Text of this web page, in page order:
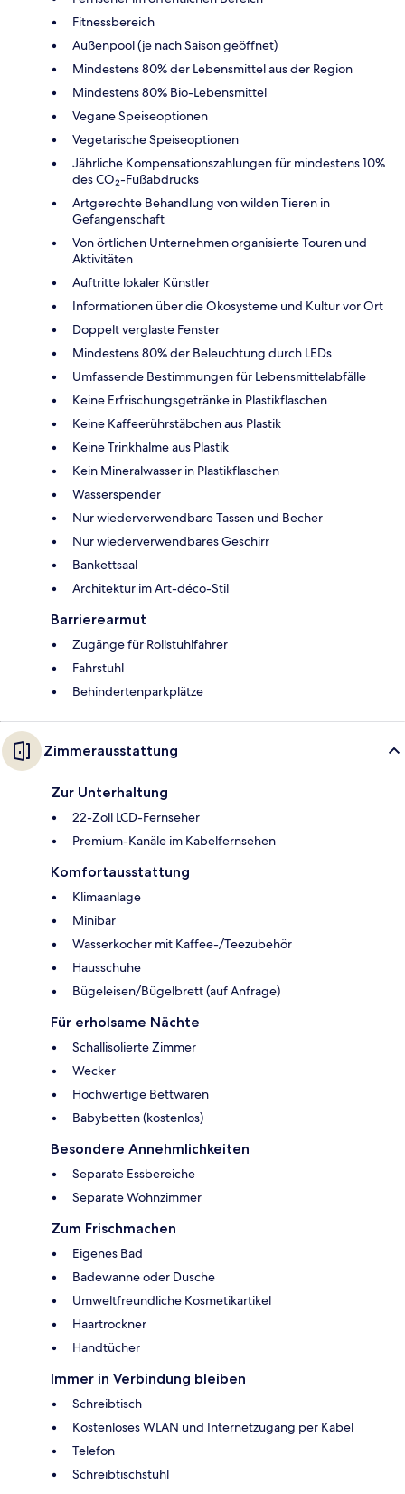
Fitnessbereich
Außenpool (je nach Saison geöffnet)
Mindestens 80% der Lebensmittel aus der Region
Mindestens 80% Bio-Lebensmittel
Vegane Speiseoptionen
Vegetarische Speiseoptionen
Jährliche Kompensationszahlungen für mindestens 10%
des CO₂-Fußabdrucks
Artgerechte Behandlung von wilden Tieren in
Gefangenschaft
Von örtlichen Unternehmen organisierte Touren und
Aktivitäten
Auftritte lokaler Künstler
Informationen über die Ökosysteme und Kultur vor Ort
Doppelt verglaste Fenster
Mindestens 80% der Beleuchtung durch LEDs
Umfassende Bestimmungen für Lebensmittelabfälle
Keine Erfrischungsgetränke in Plastikflaschen
Keine Kaffeerührstäbchen aus Plastik
Keine Trinkhalme aus Plastik
Kein Mineralwasser in Plastikflaschen
Wasserspender
Nur wiederverwendbare Tassen und Becher
Nur wiederverwendbares Geschirr
Bankettsaal
Architektur im Art-déco-Stil
Barrierearmut
Zugänge für Rollstuhlfahrer
Fahrstuhl
Behindertenparkplätze
Zimmerausstattung
Zur Unterhaltung
22-Zoll LCD-Fernseher
Premium-Kanäle im Kabelfernsehen
Komfortausstattung
Klimaanlage
Minibar
Wasserkocher mit Kaffee-/Teezubehör
Hausschuhe
Bügeleisen/Bügelbrett (auf Anfrage)
Für erholsame Nächte
Schallisolierte Zimmer
Wecker
Hochwertige Bettwaren
Babybetten (kostenlos)
Besondere Annehmlichkeiten
Separate Essbereiche
Separate Wohnzimmer
Zum Frischmachen
Eigenes Bad
Badewanne oder Dusche
Umweltfreundliche Kosmetikartikel
Haartrockner
Handtücher
Immer in Verbindung bleiben
Schreibtisch
Kostenloses WLAN und Internetzugang per Kabel
Telefon
Schreibtischstuhl